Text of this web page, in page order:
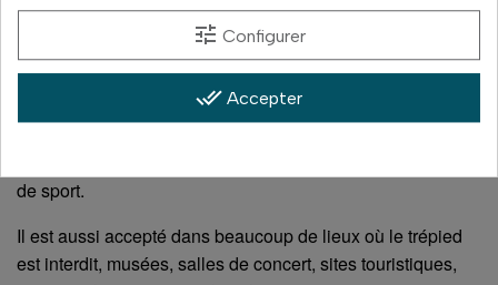
Un monopode pour le téléobjectif
Le monopode est le compromis entre la main levée et le
trépied : il supporte le poids de l'objectif et supprime
de sport.
Il est aussi accepté dans beaucoup de lieux où le trépied
est interdit, musées, salles de concert, sites touristiques,
tune Configurer
done_all Accepter